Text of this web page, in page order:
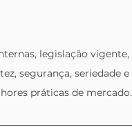
legislação vigente,
segurança, seriedade e
práticas de mercado.